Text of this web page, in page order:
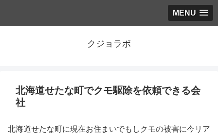
MENU
クジョラボ
北海道せたな町でクモ駆除を依頼できる会
社
北海道せたな町に現在お住まいでもしクモの被害に今リア